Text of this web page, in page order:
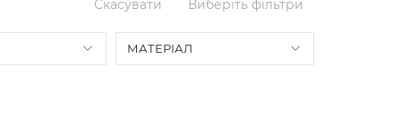
Скасувати Виберіть фільтри
МАТЕРІАЛ